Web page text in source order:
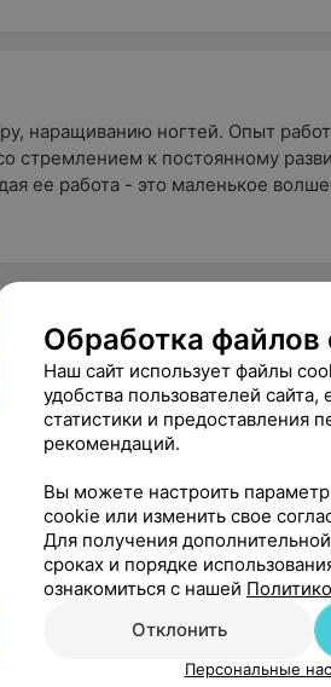
наращиванию ногтей. Опыт
стремлением к постоянному
ее работа - это маленькое
Обработка файлов
Наш сайт использует файлы
удобства пользователей
статистики и предоставления
рекомендаций.
Вы можете настроить
cookie или изменить свое
Для получения
сроках и порядке
ознакомиться с нашей
Отклонить
Персональные